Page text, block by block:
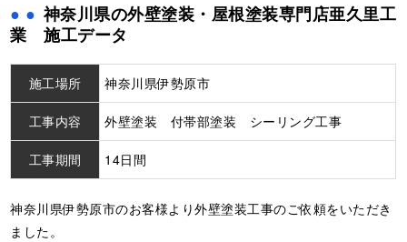
神奈川県の外壁塗装・屋根塗装専門店亜久里工
業 施工データ
施工場所 神奈川県伊勢原市
工事内容 外壁塗装 付帯部塗装 シーリング工事
工事期間 14日間
神奈川県伊勢原市のお客様より外壁塗装工事のご依頼をいただき
ました。